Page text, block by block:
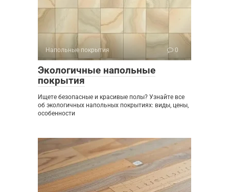
Напольные покрытия 0
Экологичные напольные
покрытия
Ищете безопасные и красивые полы? Узнайте все
об экологичных напольных покрытиях: виды, цены,
особенности